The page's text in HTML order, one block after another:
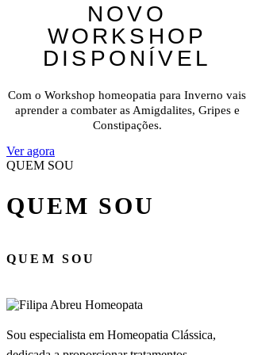
NOVO
WORKSHOP
DISPONÍVEL
Com o Workshop homeopatia para Inverno vais
aprender a combater as Amigdalites, Gripes e
Constipações.
Ver agora
QUEM SOU
QUEM SOU
QUEM SOU
Sou especialista em Homeopatia Clássica,